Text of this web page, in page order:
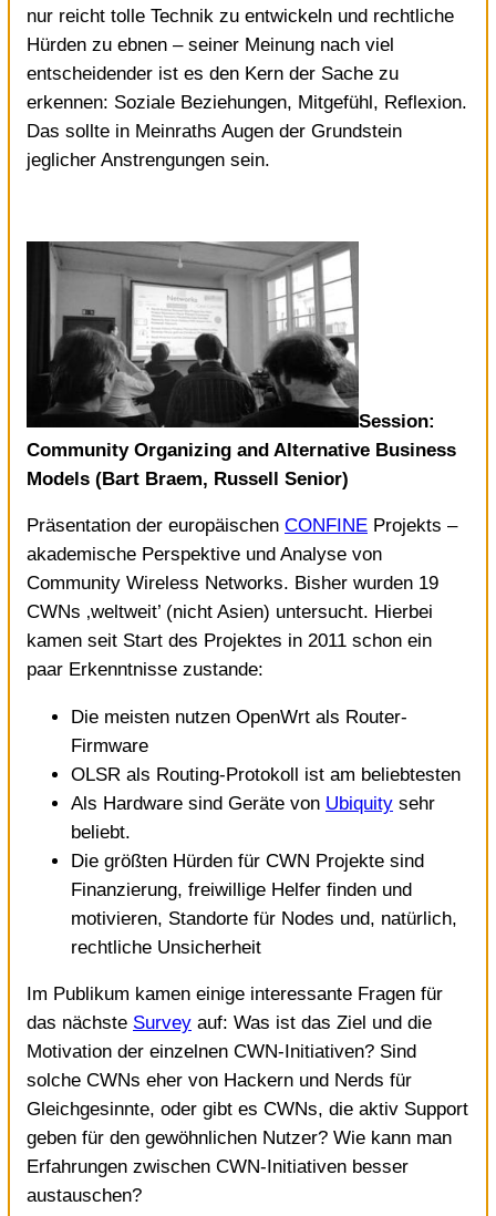
nur reicht tolle Technik zu entwickeln und rechtliche
Hürden zu ebnen – seiner Meinung nach viel
entscheidender ist es den Kern der Sache zu
erkennen: Soziale Beziehungen, Mitgefühl, Reflexion.
Das sollte in Meinraths Augen der Grundstein
jeglicher Anstrengungen sein.
Session:
Community Organizing and Alternative Business
Models (Bart Braem, Russell Senior)
Präsentation der europäischen CONFINE Projekts –
akademische Perspektive und Analyse von
Community Wireless Networks. Bisher wurden 19
CWNs ‚weltweit’ (nicht Asien) untersucht. Hierbei
kamen seit Start des Projektes in 2011 schon ein
paar Erkenntnisse zustande:
Die meisten nutzen OpenWrt als Router-
Firmware
OLSR als Routing-Protokoll ist am beliebtesten
Als Hardware sind Geräte von Ubiquity sehr
beliebt.
Die größten Hürden für CWN Projekte sind
Finanzierung, freiwillige Helfer finden und
motivieren, Standorte für Nodes und, natürlich,
rechtliche Unsicherheit
Im Publikum kamen einige interessante Fragen für
das nächste Survey auf: Was ist das Ziel und die
Motivation der einzelnen CWN-Initiativen? Sind
solche CWNs eher von Hackern und Nerds für
Gleichgesinnte, oder gibt es CWNs, die aktiv Support
geben für den gewöhnlichen Nutzer? Wie kann man
Erfahrungen zwischen CWN-Initiativen besser
austauschen?